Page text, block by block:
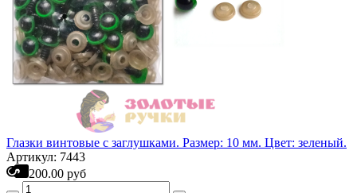
Глазки винтовые с заглушками. Размер: 10 мм. Цвет: зеленый.
Артикул: 7443
200.00 руб